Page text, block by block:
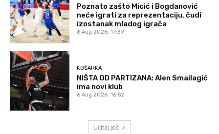
Poznato zašto Micić i Bogdanović
neće igrati za reprezentaciju, čudi
izostanak mladog igrača
6 Aug 2026. 17:39
KOŠARKA
NIŠTA OD PARTIZANA: Alen Smailagić
ima novi klub
6 Aug 2026. 16:52
Učitaj još